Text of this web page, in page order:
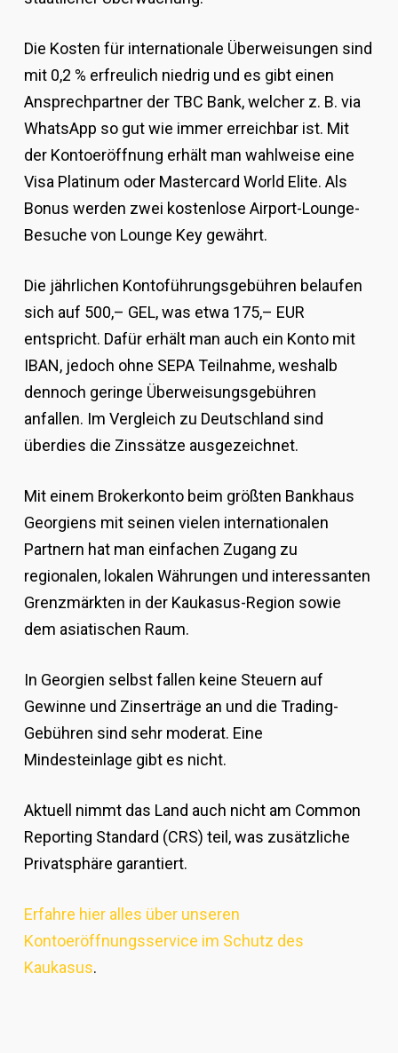
Die Kosten für internationale Überweisungen sind
mit 0,2 % erfreulich niedrig und es gibt einen
Ansprechpartner der TBC Bank, welcher z. B. via
WhatsApp so gut wie immer erreichbar ist. Mit
der Kontoeröffnung erhält man wahlweise eine
Visa Platinum oder Mastercard World Elite. Als
Bonus werden zwei kostenlose Airport-Lounge-
Besuche von Lounge Key gewährt.
Die jährlichen Kontoführungsgebühren belaufen
sich auf 500,– GEL, was etwa 175,– EUR
entspricht. Dafür erhält man auch ein Konto mit
IBAN, jedoch ohne SEPA Teilnahme, weshalb
dennoch geringe Überweisungsgebühren
anfallen. Im Vergleich zu Deutschland sind
überdies die Zinssätze ausgezeichnet.
Mit einem Brokerkonto beim größten Bankhaus
Georgiens mit seinen vielen internationalen
Partnern hat man einfachen Zugang zu
regionalen, lokalen Währungen und interessanten
Grenzmärkten in der Kaukasus-Region sowie
dem asiatischen Raum.
In Georgien selbst fallen keine Steuern auf
Gewinne und Zinserträge an und die Trading-
Gebühren sind sehr moderat. Eine
Mindesteinlage gibt es nicht.
Aktuell nimmt das Land auch nicht am Common
Reporting Standard (CRS) teil, was zusätzliche
Privatsphäre garantiert.
Erfahre hier alles über unseren
Kontoeröffnungsservice im Schutz des
Kaukasus.